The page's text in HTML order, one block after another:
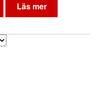
produkten
Läs mer